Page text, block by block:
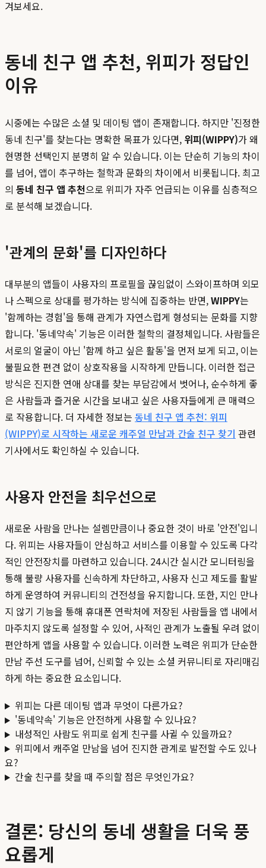
겨보세요.
동네 친구 앱 추천, 위피가 정답인
이유
시중에는 수많은 소셜 및 데이팅 앱이 존재합니다. 하지만 '진정한
동네 친구'를 찾는다는 명확한 목표가 있다면, 위피(WIPPY)가 왜
현명한 선택인지 분명히 알 수 있습니다. 이는 단순히 기능의 차이
를 넘어, 앱이 추구하는 철학과 문화의 차이에서 비롯됩니다. 최고
의 동네 친구 앱 추천으로 위피가 자주 언급되는 이유를 심층적으
로 분석해 보겠습니다.
'관계의 문화'를 디자인하다
대부분의 앱들이 사용자의 프로필을 끊임없이 스와이프하며 외모
나 스펙으로 상대를 평가하는 방식에 집중하는 반면,WIPPY는
'함께하는 경험'을 통해 관계가 자연스럽게 형성되는 문화를 지향
합니다. '동네약속' 기능은 이러한 철학의 결정체입니다. 사람들은
서로의 얼굴이 아닌 '함께 하고 싶은 활동'을 먼저 보게 되고, 이는
불필요한 편견 없이 상호작용을 시작하게 만듭니다. 이러한 접근
방식은 진지한 연애 상대를 찾는 부담감에서 벗어나, 순수하게 좋
은 사람들과 즐거운 시간을 보내고 싶은 사용자들에게 큰 매력으
로 작용합니다. 더 자세한 정보는 동네 친구 앱 추천: 위피
(WIPPY)로 시작하는 새로운 캐주얼 만남과 간술 친구 찾기 관련
기사에서도 확인하실 수 있습니다.
사용자 안전을 최우선으로
새로운 사람을 만나는 설렘만큼이나 중요한 것이 바로 '안전'입니
다. 위피는 사용자들이 안심하고 서비스를 이용할 수 있도록 다각
적인 안전장치를 마련하고 있습니다. 24시간 실시간 모니터링을
통해 불량 사용자를 신속하게 차단하고, 사용자 신고 제도를 활발
하게 운영하여 커뮤니티의 건전성을 유지합니다. 또한, 지인 만나
지 않기 기능을 통해 휴대폰 연락처에 저장된 사람들을 앱 내에서
마주치지 않도록 설정할 수 있어, 사적인 관계가 노출될 우려 없이
편안하게 앱을 사용할 수 있습니다. 이러한 노력은 위피가 단순한
만남 주선 도구를 넘어, 신뢰할 수 있는 소셜 커뮤니티로 자리매김
하게 하는 중요한 요소입니다.
위피는 다른 데이팅 앱과 무엇이 다른가요?
'동네약속' 기능은 안전하게 사용할 수 있나요?
내성적인 사람도 위피로 쉽게 친구를 사귈 수 있을까요?
위피에서 캐주얼 만남을 넘어 진지한 관계로 발전할 수도 있나
요?
간술 친구를 찾을 때 주의할 점은 무엇인가요?
결론: 당신의 동네 생활을 더욱 풍
요롭게